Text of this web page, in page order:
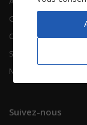
Guitare
Chorales
Songbooks
Nouvelles partitions
Suivez-nous